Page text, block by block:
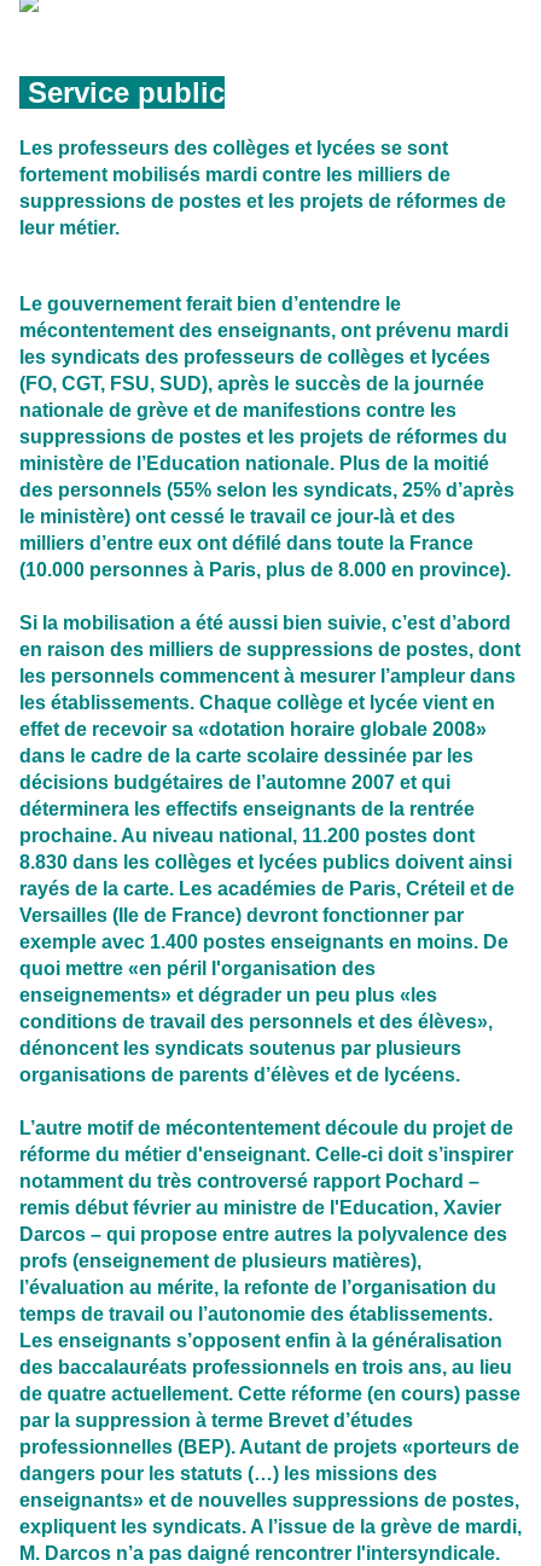
Service public
Les professeurs des collèges et lycées se sont
fortement mobilisés mardi contre les milliers de
suppressions de postes et les projets de réformes de
leur métier.
Le gouvernement ferait bien d’entendre le
mécontentement des enseignants, ont prévenu mardi
les syndicats des professeurs de collèges et lycées
(FO, CGT, FSU, SUD), après le succès de la journée
nationale de grève et de manifestions contre les
suppressions de postes et les projets de réformes du
ministère de l’Education nationale. Plus de la moitié
des personnels (55% selon les syndicats, 25% d’après
le ministère) ont cessé le travail ce jour-là et des
milliers d’entre eux ont défilé dans toute la France
(10.000 personnes à Paris, plus de 8.000 en province).
Si la mobilisation a été aussi bien suivie, c’est d’abord
en raison des milliers de suppressions de postes, dont
les personnels commencent à mesurer l’ampleur dans
les établissements. Chaque collège et lycée vient en
effet de recevoir sa «dotation horaire globale 2008»
dans le cadre de la carte scolaire dessinée par les
décisions budgétaires de l’automne 2007 et qui
déterminera les effectifs enseignants de la rentrée
prochaine. Au niveau national, 11.200 postes dont
8.830 dans les collèges et lycées publics doivent ainsi
rayés de la carte. Les académies de Paris, Créteil et de
Versailles (Ile de France) devront fonctionner par
exemple avec 1.400 postes enseignants en moins. De
quoi mettre «en péril l'organisation des
enseignements» et dégrader un peu plus «les
conditions de travail des personnels et des élèves»,
dénoncent les syndicats soutenus par plusieurs
organisations de parents d’élèves et de lycéens.
L’autre motif de mécontentement découle du projet de
réforme du métier d'enseignant. Celle-ci doit s’inspirer
notamment du très controversé rapport Pochard –
remis début février au ministre de l'Education, Xavier
Darcos – qui propose entre autres la polyvalence des
profs (enseignement de plusieurs matières),
l’évaluation au mérite, la refonte de l’organisation du
temps de travail ou l’autonomie des établissements.
Les enseignants s’opposent enfin à la généralisation
des baccalauréats professionnels en trois ans, au lieu
de quatre actuellement. Cette réforme (en cours) passe
par la suppression à terme Brevet d’études
professionnelles (BEP). Autant de projets «porteurs de
dangers pour les statuts (…) les missions des
enseignants» et de nouvelles suppressions de postes,
expliquent les syndicats. A l’issue de la grève de mardi,
M. Darcos n’a pas daigné rencontrer l'intersyndicale.